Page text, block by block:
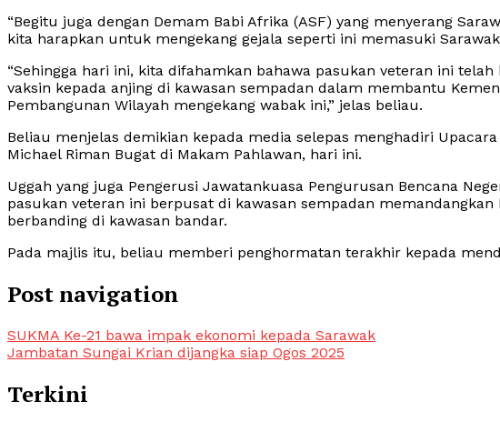
“Begitu juga dengan Demam Babi Afrika (ASF) yang menyerang
kita harapkan untuk mengekang gejala seperti ini memasuki
“Sehingga hari ini, kita difahamkan bahawa pasukan veteran ini
vaksin kepada anjing di kawasan sempadan dalam membantu
Pembangunan Wilayah mengekang wabak ini,” jelas beliau.
Beliau menjelas demikian kepada media selepas menghadiri
Michael Riman Bugat di Makam Pahlawan, hari ini.
Uggah yang juga Pengerusi Jawatankuasa Pengurusan Bencana
pasukan veteran ini berpusat di kawasan sempadan
berbanding di kawasan bandar.
Pada majlis itu, beliau memberi penghormatan terakhir kepada
Post navigation
SUKMA Ke-21 bawa impak ekonomi kepada Sarawak
Jambatan Sungai Krian dijangka siap Ogos 2025
Terkini